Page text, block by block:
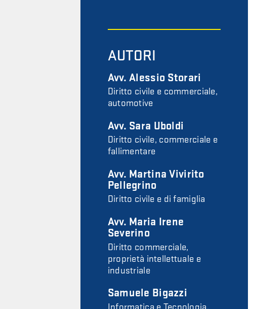
AUTORI
Avv. Alessio Storari
Diritto civile e commerciale,
automotive
Avv. Sara Uboldi
Diritto civile, commerciale e
fallimentare
Avv. Martina Vivirito
Pellegrino
Diritto civile e di famiglia
Avv. Maria Irene
Severino
Diritto commerciale,
proprietà intellettuale e
industriale
Samuele Bigazzi